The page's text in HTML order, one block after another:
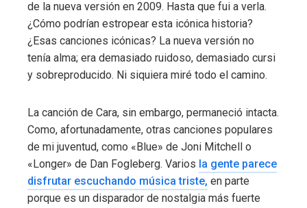
de la nueva versión en 2009. Hasta que fui a verla.
¿Cómo podrían estropear esta icónica historia?
¿Esas canciones icónicas? La nueva versión no
tenía alma; era demasiado ruidoso, demasiado cursi
y sobreproducido. Ni siquiera miré todo el camino.
La canción de Cara, sin embargo, permaneció intacta.
Como, afortunadamente, otras canciones populares
de mi juventud, como «Blue» de Joni Mitchell o
«Longer» de Dan Fogleberg. Varios la gente parece
disfrutar escuchando música triste, en parte
porque es un disparador de nostalgia más fuerte